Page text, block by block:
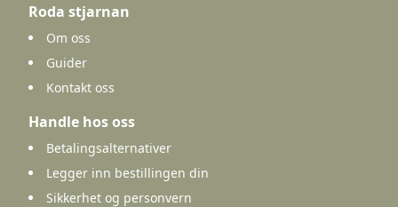
Roda stjarnan
Om oss
Guider
Kontakt oss
Handle hos oss
Betalingsalternativer
Legger inn bestillingen din
Sikkerhet og personvern